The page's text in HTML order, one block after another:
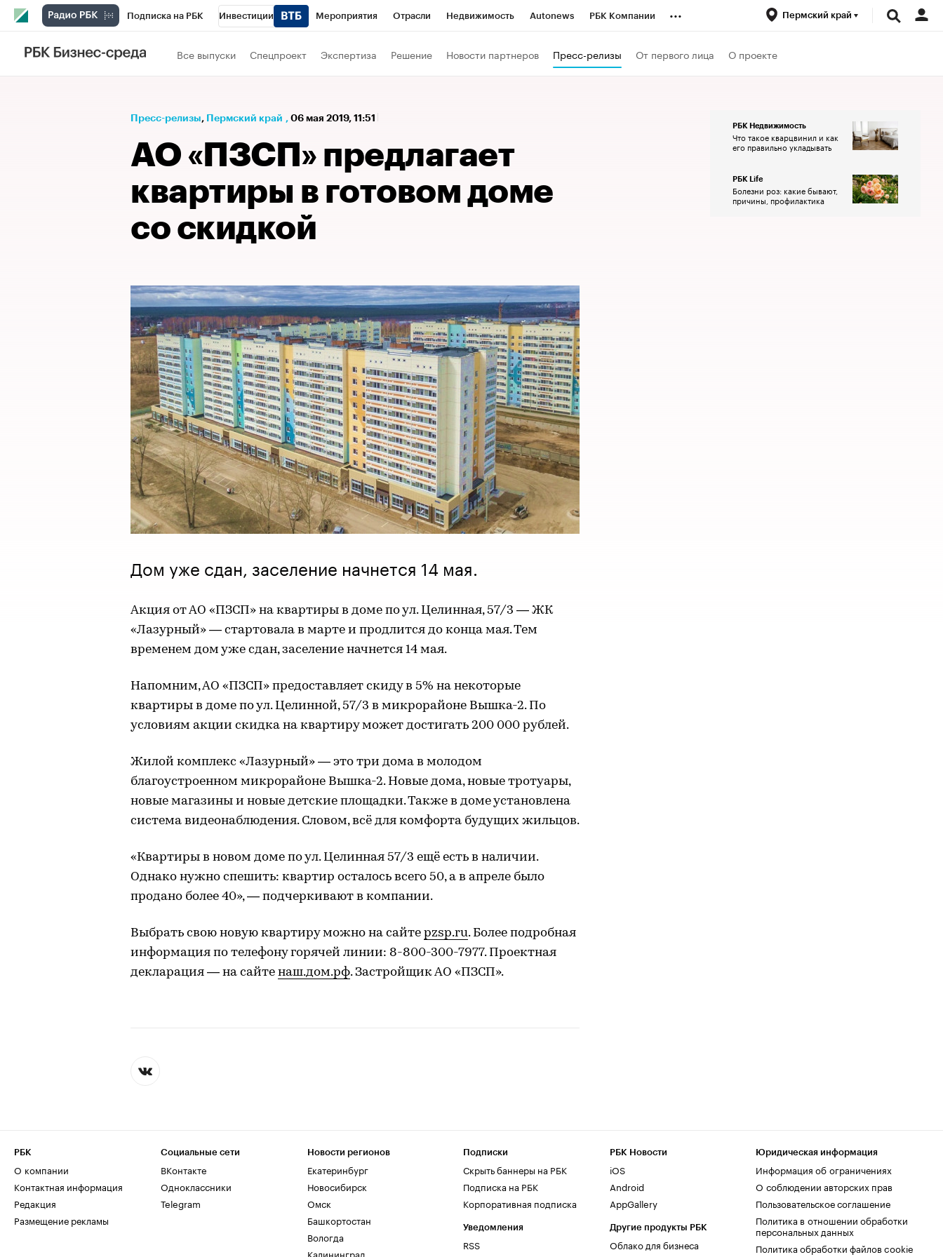
Подписка на РБК Инвестиции Мероприятия Отрасли Недвижимость Autonews РБК Компании
Телеканал
Спецпроекты Проверка контрагентов
... Пермский край
Все выпуски Спецпроект Экспертиза Решение Новости партнеров Пресс-релизы От первого лица О проекте
Пресс-релизы⁠, Пермский край , 06 мая 2019, 11:51
АО «ПЗСП» предлагает
квартиры в готовом доме
со скидкой
Дом уже сдан, заселение начнется 14 мая.
Акция от АО «ПЗСП» на квартиры в доме по ул. Целинная, 57/3 — ЖК
«Лазурный» — стартовала в марте и продлится до конца мая. Тем
временем дом уже сдан, заселение начнется 14 мая.
Напомним, АО «ПЗСП» предоставляет скиду в 5% на некоторые
квартиры в доме по ул. Целинной, 57/3 в микрорайоне Вышка-2. По
условиям акции скидка на квартиру может достигать 200 000 рублей.
Жилой комплекс «Лазурный» — это три дома в молодом
благоустроенном микрорайоне Вышка-2. Новые дома, новые тротуары,
новые магазины и новые детские площадки. Также в доме установлена
система видеонаблюдения. Словом, всё для комфорта будущих жильцов.
«Квартиры в новом доме по ул. Целинная 57/3 ещё есть в наличии.
Однако нужно спешить: квартир осталось всего 50, а в апреле было
продано более 40», — подчеркивают в компании.
Выбрать свою новую квартиру можно на сайте pzsp.ru. Более подробная
информация по телефону горячей линии: 8-800-300-7977. Проектная
декларация — на сайте наш.дом.рф. Застройщик АО «ПЗСП».
РБК Недвижимость
Что такое кварцвинил и как
его правильно укладывать
РБК Life
Болезни роз: какие бывают,
причины, профилактика
РБК
О компании
Контактная информация
Редакция
Размещение рекламы
Социальные сети
ВКонтакте
Одноклассники
Telegram
Новости регионов
Екатеринбург
Новосибирск
Омск
Башкортостан
Вологда
Калининград
Подписки
Скрыть баннеры на РБК
Подписка на РБК
Корпоративная подписка
Уведомления
RSS
РБК Новости
iOS
Android
AppGallery
Другие продукты РБК
Облако для бизнеса
Юридическая информация
Информация об ограничениях
О соблюдении авторских прав
Пользовательское соглашение
Политика в отношении обработки
персональных данных
Политика обработки файлов cookie